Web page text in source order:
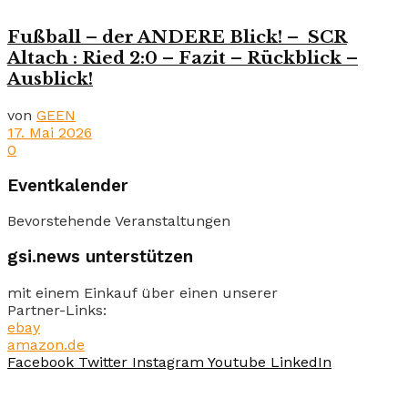
Fußball – der ANDERE Blick! – SCR
Altach : Ried 2:0 – Fazit – Rückblick –
Ausblick!
von GEEN
17. Mai 2026
0
Eventkalender
Bevorstehende Veranstaltungen
gsi.news unterstützen
mit einem Einkauf über einen unserer
Partner-Links:
ebay
amazon.de
Facebook Twitter Instagram Youtube LinkedIn